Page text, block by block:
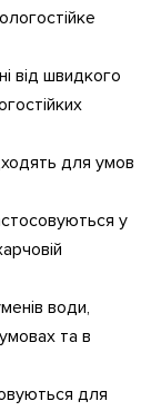
від швидкого
для умов
у
води,
та в
для